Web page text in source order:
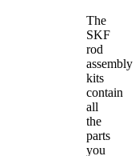
The
SKF
rod
assembly
kits
contain
all
the
parts
you